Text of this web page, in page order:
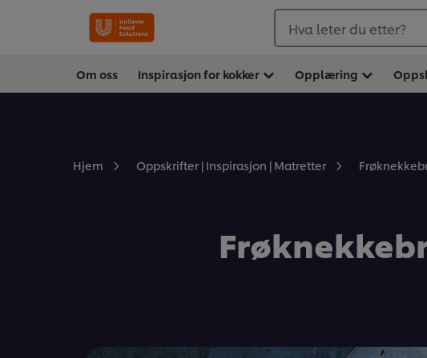
Hva leter du etter?
Om oss Inspirasjon for kokker Opplæring
Hjem Oppskrifter | Inspirasjon | Matretter